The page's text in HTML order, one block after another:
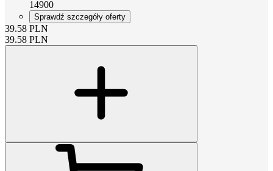
14900
Sprawdź szczegóły oferty
39.58 PLN
39.58 PLN